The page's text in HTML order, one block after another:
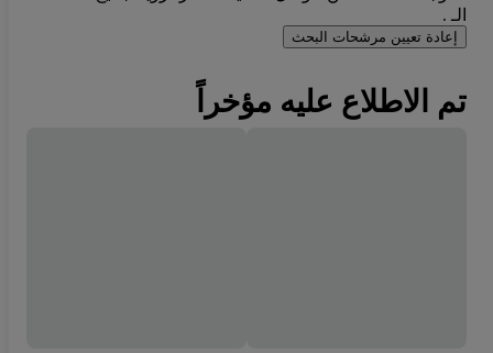
الـ .
إعادة تعيين مرشحات البحث
تم الاطلاع عليه مؤخراً